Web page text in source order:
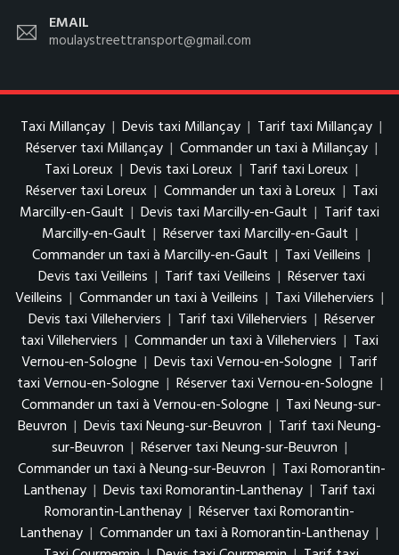
EMAIL
moulaystreettransport@gmail.com
Taxi Millançay | Devis taxi Millançay | Tarif taxi Millançay |
Réserver taxi Millançay | Commander un taxi à Millançay |
Taxi Loreux | Devis taxi Loreux | Tarif taxi Loreux |
Réserver taxi Loreux | Commander un taxi à Loreux | Taxi
Marcilly-en-Gault | Devis taxi Marcilly-en-Gault | Tarif taxi
Marcilly-en-Gault | Réserver taxi Marcilly-en-Gault |
Commander un taxi à Marcilly-en-Gault | Taxi Veilleins |
Devis taxi Veilleins | Tarif taxi Veilleins | Réserver taxi
Veilleins | Commander un taxi à Veilleins | Taxi Villeherviers |
Devis taxi Villeherviers | Tarif taxi Villeherviers | Réserver
taxi Villeherviers | Commander un taxi à Villeherviers | Taxi
Vernou-en-Sologne | Devis taxi Vernou-en-Sologne | Tarif
taxi Vernou-en-Sologne | Réserver taxi Vernou-en-Sologne |
Commander un taxi à Vernou-en-Sologne | Taxi Neung-sur-
Beuvron | Devis taxi Neung-sur-Beuvron | Tarif taxi Neung-
sur-Beuvron | Réserver taxi Neung-sur-Beuvron |
Commander un taxi à Neung-sur-Beuvron | Taxi Romorantin-
Lanthenay | Devis taxi Romorantin-Lanthenay | Tarif taxi
Romorantin-Lanthenay | Réserver taxi Romorantin-
Lanthenay | Commander un taxi à Romorantin-Lanthenay |